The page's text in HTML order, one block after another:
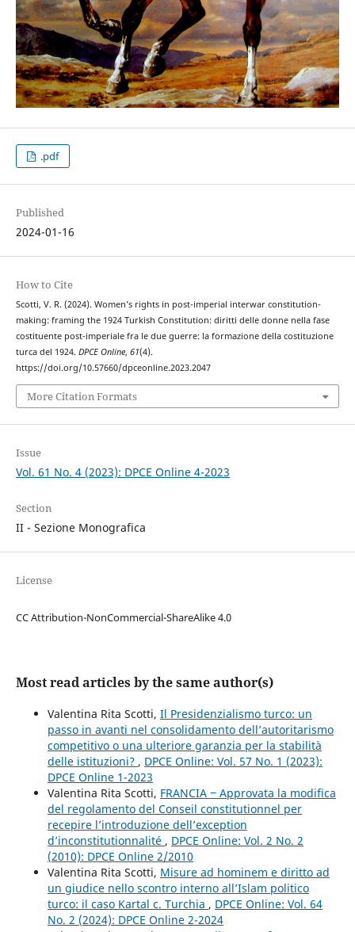
.pdf
Published
2024-01-16
How to Cite
Scotti, V. R. (2024). Women’s rights in post-imperial interwar constitution-
making: framing the 1924 Turkish Constitution: diritti delle donne nella fase
costituente post-imperiale fra le due guerre: la formazione della costituzione
turca del 1924. DPCE Online, 61(4).
https://doi.org/10.57660/dpceonline.2023.2047
More Citation Formats
Issue
Vol. 61 No. 4 (2023): DPCE Online 4-2023
Section
II - Sezione Monografica
License
CC Attribution-NonCommercial-ShareAlike 4.0
Most read articles by the same author(s)
Valentina Rita Scotti, Il Presidenzialismo turco: un
passo in avanti nel consolidamento dell’autoritarismo
competitivo o una ulteriore garanzia per la stabilità
delle istituzioni? , DPCE Online: Vol. 57 No. 1 (2023):
DPCE Online 1-2023
Valentina Rita Scotti, FRANCIA ‒ Approvata la modifica
del regolamento del Conseil constitutionnel per
recepire l’introduzione dell’exception
d’inconstitutionnalité , DPCE Online: Vol. 2 No. 2
(2010): DPCE Online 2/2010
Valentina Rita Scotti, Misure ad hominem e diritto ad
un giudice nello scontro interno all’Islam politico
turco: il caso Kartal c. Turchia , DPCE Online: Vol. 64
No. 2 (2024): DPCE Online 2-2024